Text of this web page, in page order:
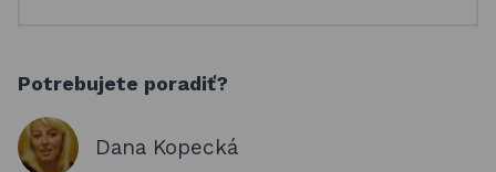
Potrebujete poradiť?
Dana Kopecká